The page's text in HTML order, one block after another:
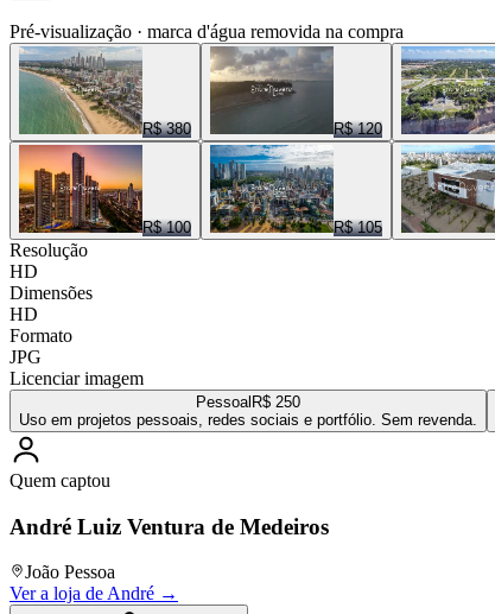
Pré-visualização · marca d'água removida na compra
R$ 380 R$ 120
R$ 100 R$ 105
Resolução
HD
Dimensões
HD
Formato
JPG
Licenciar imagem
Pessoal R$ 250
Uso em projetos pessoais, redes sociais e portfólio. Sem revenda.
Quem captou
André Luiz Ventura de Medeiros
João Pessoa
Ver a loja de André →